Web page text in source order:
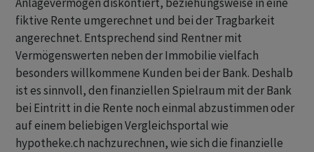
Anlagevermögen diskontiert, beziehungsweise in eine
fiktive Rente umgerechnet und bei der Tragbarkeit
angerechnet. Entsprechend sind Rentner mit
Vermögenswerten neben der Immobilie vielfach
besonders willkommene Kunden bei der Bank. Deshalb
ist es sinnvoll, den finanziellen Spielraum mit der Bank
bei Eintritt in die Rente noch einmal abzustimmen oder
auf einem beliebigen Vergleichsportal wie
hypotheke.ch nachzurechnen, wie sich die finanzielle